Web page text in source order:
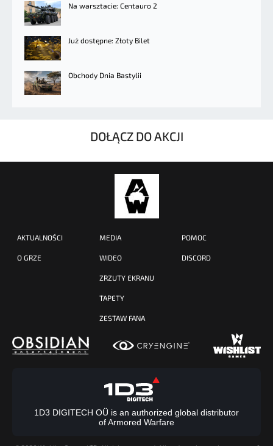
Na warsztacie: Centauro 2
Już dostępne: Złoty Bilet
Obchody Dnia Bastylii
DOŁĄCZ DO AKCJI
AKTUALNOŚCI
O GRZE
MEDIA
WIDEO
ZRZUTY EKRANU
TAPETY
ZESTAW FANA
POMOC
DISCORD
1D3 DIGITECH OÜ is an authorized global distributor
of Armored Warfare